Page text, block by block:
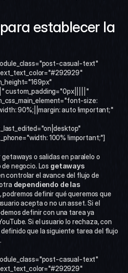
establecer la
casual-text"
custom_padding="0px|||||"
size:
90%;||margin: auto !important;"
100% !important;"]
o salidas en paralelo o
negocio. Los getaways
controlar el avance del flujo de
dependiendo de las
podremos definir qué queremos que
acepta o no un asset. Si el
definir con una tarea ya
Si el usuario lo rechaza, con
que la siguiente tarea del flujo
casual-text"